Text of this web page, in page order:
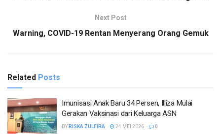
Next Post
Warning, COVID-19 Rentan Menyerang Orang Gemuk
Related Posts
Imunisasi Anak Baru 34 Persen, Illiza Mulai
Gerakan Vaksinasi dari Keluarga ASN
BY RISKA ZULFIRA 24 MEI 2026 0